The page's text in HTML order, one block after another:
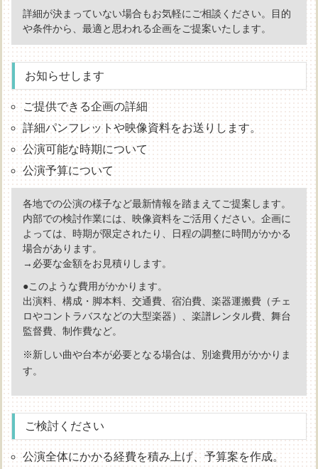
詳細が決まっていない場合もお気軽にご相談ください。目的
や条件から、最適と思われる企画をご提案いたします。
お知らせします
ご提供できる企画の詳細
詳細パンフレットや映像資料をお送りします。
公演可能な時期について
公演予算について
各地での公演の様子など最新情報を踏まえてご提案します。
内部での検討作業には、映像資料をご活用ください。企画に
よっては、時期が限定されたり、日程の調整に時間がかかる
場合があります。
→必要な金額をお見積りします。
●このような費用がかかります。
出演料、構成・脚本料、交通費、宿泊費、楽器運搬費（チェ
ロやコントラバスなどの大型楽器）、楽譜レンタル費、舞台
監督費、制作費など。
※新しい曲や台本が必要となる場合は、別途費用がかかりま
す。
ご検討ください
公演全体にかかる経費を積み上げ、予算案を作成。